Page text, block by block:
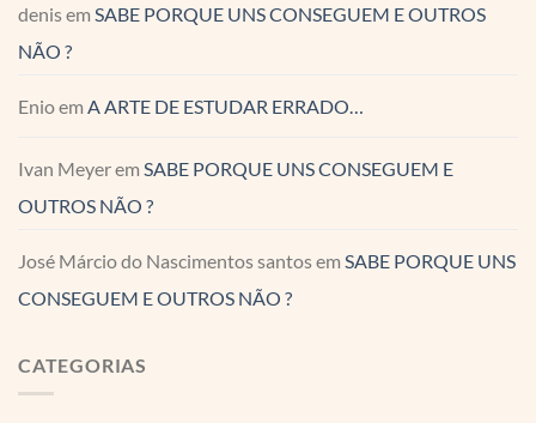
denisem SABE PORQUE UNS CONSEGUEM E OUTROS
NÃO ?
Enioem A ARTE DE ESTUDAR ERRADO…
Ivan Meyerem SABE PORQUE UNS CONSEGUEM E
OUTROS NÃO ?
José Márcio do Nascimentos santosem SABE PORQUE UNS
CONSEGUEM E OUTROS NÃO ?
CATEGORIAS